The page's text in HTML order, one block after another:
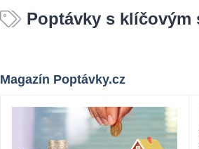
Poptávky s klíčovým
Magazín Poptávky.cz